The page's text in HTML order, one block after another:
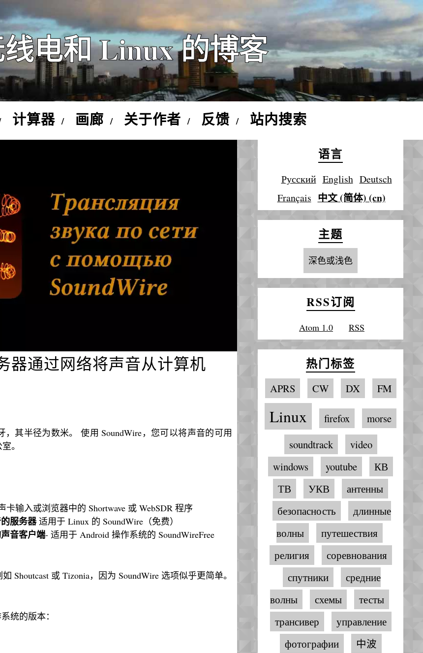
电和 Linux 的博客
计算器 画廊 关于作者 反馈 站内搜索
器通过网络将声音从计算机
其半径为数米。 使用 SoundWire，您可以将声音的可用
。
输入或浏览器中的 Shortwave 或 WebSDR 程序
服务器适用于 Linux 的 SoundWire（免费）
音客户端- 适用于 Android 操作系统的 SoundWireFree
Shoutcast 或 Tizonia，因为 SoundWire 选项似乎更简单。
统的版本：
语言
Русский English Deutsch
Français 中文 (简体) (cn)
主题
深色或浅色
RSS订阅
Atom 1.0 RSS
热门标签
APRS CW DX FM
Linux firefox
morse
soundtrack
video
windows
youtube
КВ
ТВ
УКВ
антенны
безопасность
длинные
волны
путешествия
религия
соревнования
спутники
средние
волны
схемы
тесты
трансивер
управление
фотографии
中波